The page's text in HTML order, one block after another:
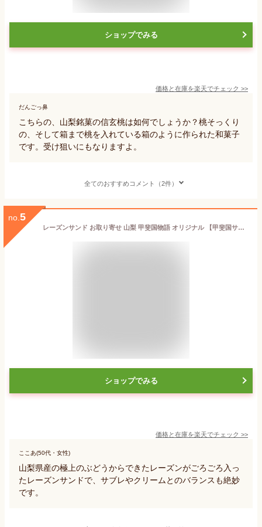
ショップでみる
価格と在庫を楽天でチェック >>
だんごっ鼻
こちらの、山梨銘菓の信玄桃は如何でしょうか？桃そっくり
の、そして箱まで桃を入れている箱のように作られた和菓子
です。受け狙いにもなりますよ。
全てのおすすめコメント（2件）
no. 5
レーズンサンド お取り寄せ 山梨 甲斐国物語 オリジナル 【甲斐国サンド】 10個入り ギフト箱 お茶請け 贈り物 巨峰 ピオーネ 焼き菓子 高級 贈答品 ギフト スイーツ プレゼント ラムレーズン ドライフルーツ 訳あり 規格外 常温保存 冷凍 お土産 ご当地スイーツ
ショップでみる
価格と在庫を楽天でチェック >>
ここあ(50代・女性)
山梨県産の極上のぶどうからできたレーズンがごろごろ入っ
たレーズンサンドで、サブレやクリームとのバランスも絶妙
です。